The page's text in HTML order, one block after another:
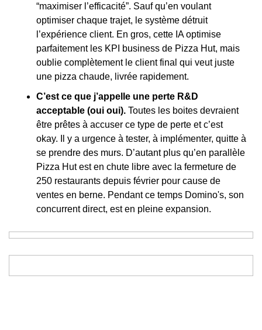
“maximiser l’efficacité”. Sauf qu’en voulant
optimiser chaque trajet, le système détruit
l’expérience client. En gros, cette IA optimise
parfaitement les KPI business de Pizza Hut, mais
oublie complètement le client final qui veut juste
une pizza chaude, livrée rapidement.
C’est ce que j’appelle une perte R&D
acceptable (oui oui). Toutes les boites devraient
être prêtes à accuser ce type de perte et c’est
okay. Il y a urgence à tester, à implémenter, quitte à
se prendre des murs. D’autant plus qu’en parallèle
Pizza Hut est en chute libre avec la fermeture de
250 restaurants depuis février pour cause de
ventes en berne. Pendant ce temps Domino's, son
concurrent direct, est en pleine expansion.